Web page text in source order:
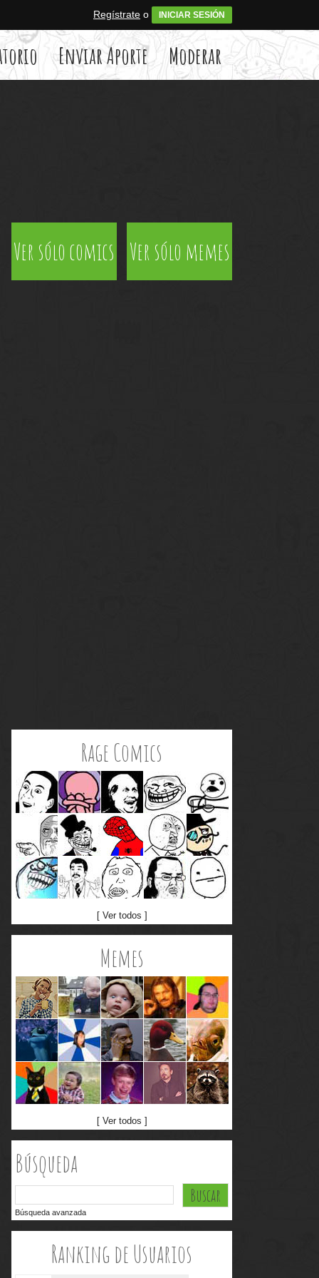
Regístrate o INICIAR SESIÓN
Enviar Aporte Moderar
Ver sólo comics Ver sólo memes
Rage Comics
[ Ver todos ]
Memes
[ Ver todos ]
Búsqueda
Búsqueda avanzada
Ranking de Usuarios